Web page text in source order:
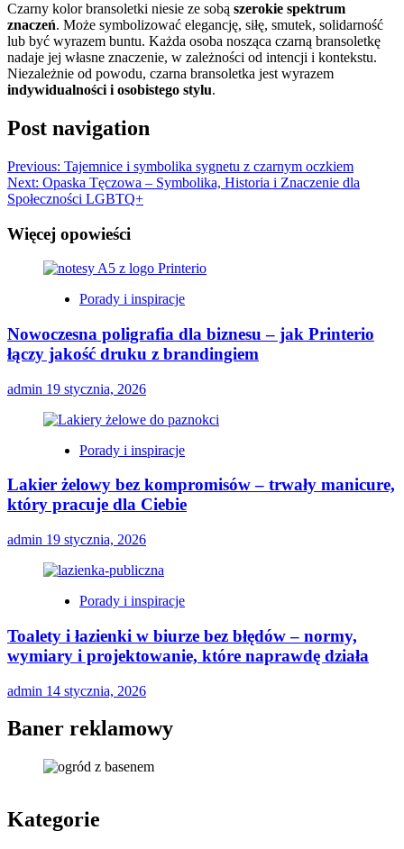
Czarny kolor bransoletki niesie ze sobą szerokie spektrum
znaczeń. Może symbolizować elegancję, siłę, smutek, solidarność
lub być wyrazem buntu. Każda osoba nosząca czarną bransoletkę
nadaje jej własne znaczenie, w zależności od intencji i kontekstu.
Niezależnie od powodu, czarna bransoletka jest wyrazem
indywidualności i osobistego stylu.
Post navigation
Previous: Tajemnice i symbolika sygnetu z czarnym oczkiem
Next: Opaska Tęczowa – Symbolika, Historia i Znaczenie dla
Społeczności LGBTQ+
Więcej opowieści
Porady i inspiracje
Nowoczesna poligrafia dla biznesu – jak Printerio
łączy jakość druku z brandingiem
admin 19 stycznia, 2026
Porady i inspiracje
Lakier żelowy bez kompromisów – trwały manicure,
który pracuje dla Ciebie
admin 19 stycznia, 2026
Porady i inspiracje
Toalety i łazienki w biurze bez błędów – normy,
wymiary i projektowanie, które naprawdę działa
admin 14 stycznia, 2026
Baner reklamowy
Kategorie